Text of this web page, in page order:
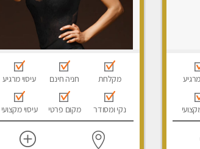
מקלחת חניה חינם עיסוי מרגיע
נקי ומסודר מקום פרטי עיסוי מקצועי